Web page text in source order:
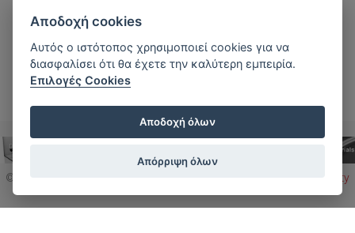
ΥΠΟΣΤΗΡΙΖΌΜΕΝΕΣ ΧΡΕΩΣΤΙΚΈΣ/ΠΙΣΤΩΤΙΚΈΣ
ΚΆΡΤΕΣ
© 2026 Element Audio Store | All Rights Reserved | Designed by Reality
Αποδοχή cookies
Αυτός ο ιστότοπος χρησιμοποιεί cookies για να
διασφαλίσει ότι θα έχετε την καλύτερη εμπειρία.
Επιλογές Cookies
Αποδοχή όλων
Απόρριψη όλων